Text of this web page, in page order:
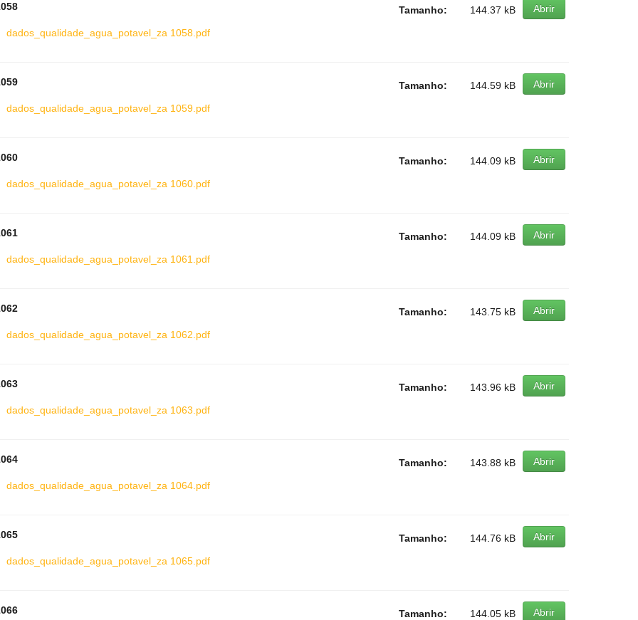
dados_qualidade_agua_potavel_za 1058.pdf
Abrir
Tamanho: 144.37 kB
dados_qualidade_agua_potavel_za 1059.pdf
Abrir
Tamanho: 144.59 kB
dados_qualidade_agua_potavel_za 1060.pdf
Abrir
Tamanho: 144.09 kB
dados_qualidade_agua_potavel_za 1061.pdf
Abrir
Tamanho: 144.09 kB
dados_qualidade_agua_potavel_za 1062.pdf
Abrir
Tamanho: 143.75 kB
dados_qualidade_agua_potavel_za 1063.pdf
Abrir
Tamanho: 143.96 kB
dados_qualidade_agua_potavel_za 1064.pdf
Abrir
Tamanho: 143.88 kB
dados_qualidade_agua_potavel_za 1065.pdf
Abrir
Tamanho: 144.76 kB
Abrir
Tamanho: 144.05 kB